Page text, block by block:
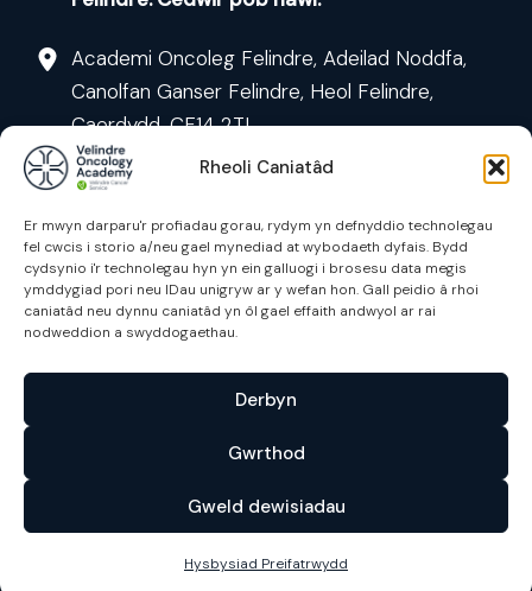
Rheoli Caniatâd
Er mwyn darparu'r profiadau gorau, rydym yn defnyddio technolegau
fel cwcis i storio a/neu gael mynediad at wybodaeth dyfais. Bydd
cydsynio i'r technolegau hyn yn ein galluogi i brosesu data megis
ymddygiad pori neu IDau unigryw ar y wefan hon. Gall peidio â rhoi
caniatâd neu dynnu caniatâd yn ôl gael effaith andwyol ar rai
nodweddion a swyddogaethau.
Derbyn
Gwrthod
Gweld dewisiadau
Hysbysiad Preifatrwydd
Academi Oncoleg Felindre, Adeilad Noddfa,
Canolfan Ganser Felindre, Heol Felindre,
Caerdydd, CF14 2TL
Cyrsiau
Cysylltu
Hysbysiad Preifatrwydd
Hygyrchedd